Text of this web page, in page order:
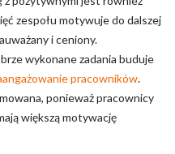
zespołu motywuje do dalszej
i ceniony.
wykonane zadania buduje
pracowników.
ponieważ pracownicy
większą motywację